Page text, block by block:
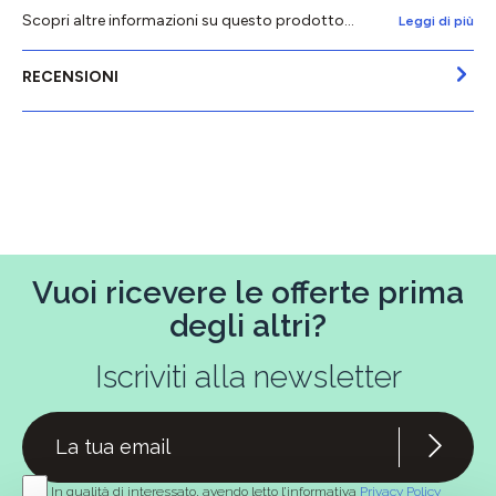
Scopri altre informazioni su questo prodotto...
Leggi di più
RECENSIONI
Vuoi ricevere le offerte prima
degli altri?
Iscriviti alla newsletter
In qualità di interessato, avendo letto l’informativa Privacy Policy